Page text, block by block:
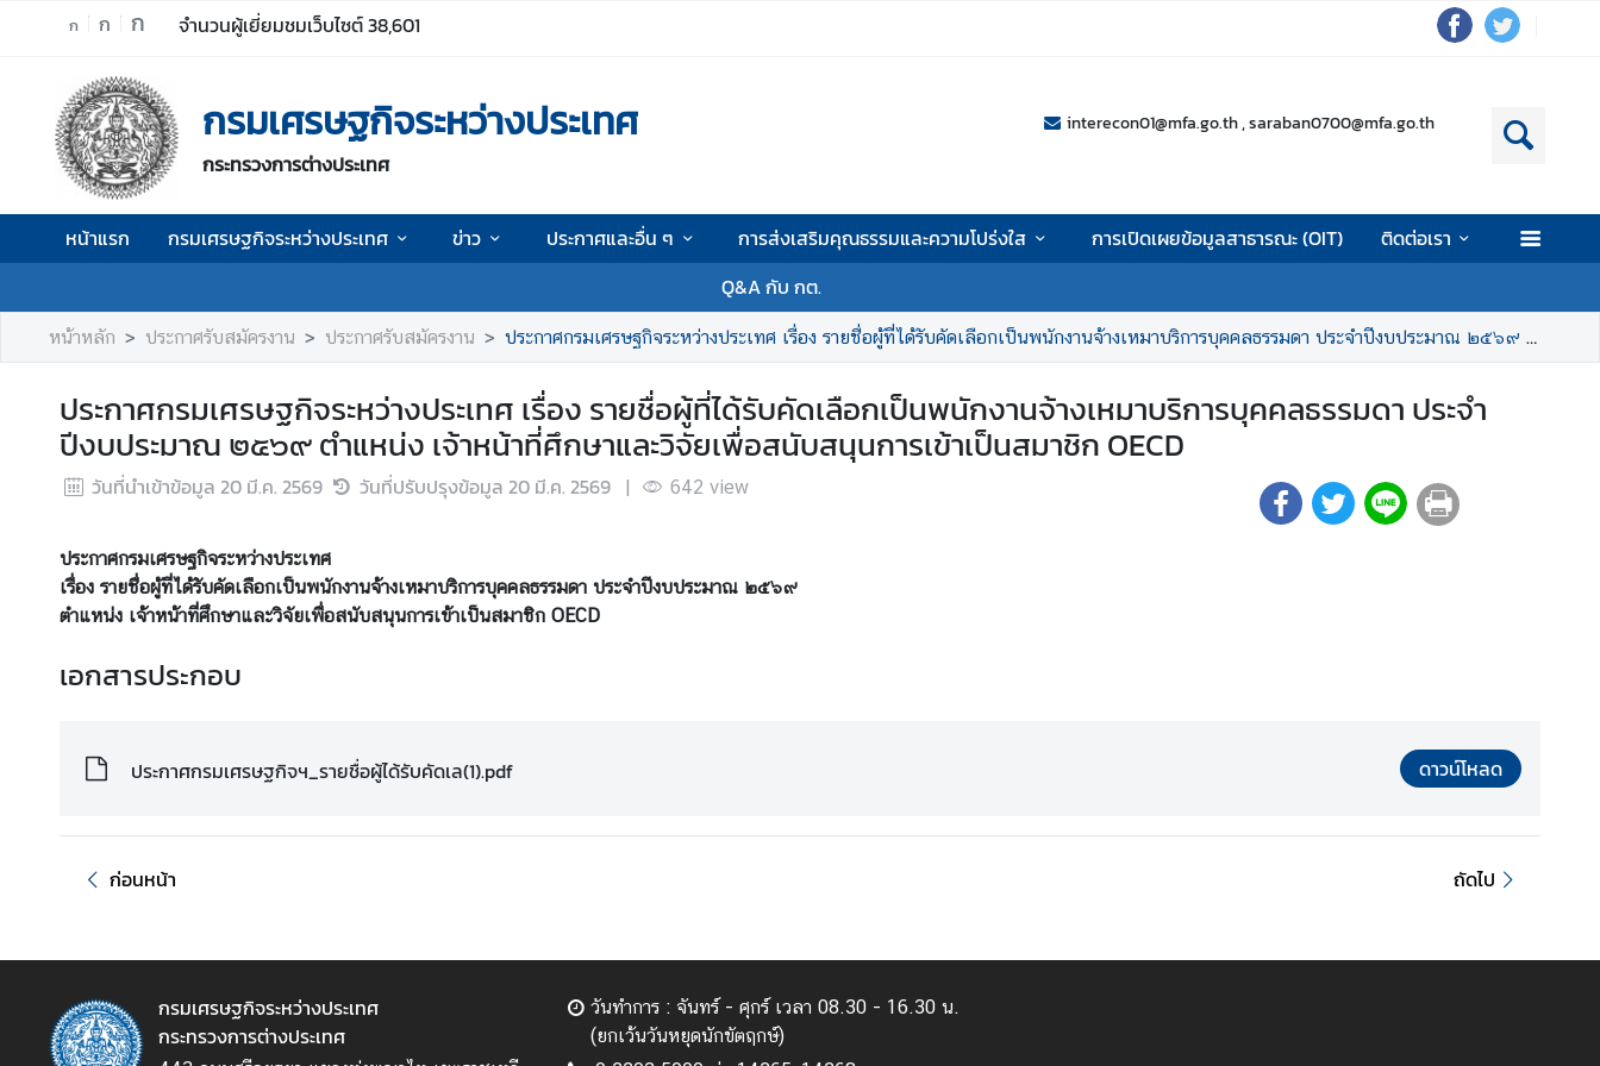
ก ก ก จำนวนผู้เยี่ยมชมเว็บไซต์38,601
กรมเศรษฐกิจระหว่างประเทศ
กระทรวงการต่างประเทศ
interecon01@mfa.go.th , saraban0700@mfa.go.th
หน้าแรก กรมเศรษฐกิจระหว่างประเทศ ข่าว ประกาศและอื่น ๆ การส่งเสริมคุณธรรมและความโปร่งใส การเปิดเผยข้อมูลสาธารณะ (OIT)
ติดต่อเรา
Q&A กับ กต.
น้
า
แ
ก
ก
ม
ร
ษ
ฐ
กิ
ร
ะ
ห
า
ท
ว
หน้าหลัก ประกาศรับสมัครงาน ประกาศรับสมัครงาน ประกาศกรมเศรษฐกิจระหว่างประเทศ เรื่อง รายชื่อผู้ที่ได้รับคัดเลือกเป็นพนักงานจ้างเหมาบริการบุคคลธรรมดา ประจำปีงบประมาณ ๒๕๖๙ ตำแหน่ง เจ้าหน้าที่ศึกษาและวิจัยเพื่อสนับสนุนการเข้าเป็นสมาชิก OECD
ประกาศกรมเศรษฐกิจระหว่างประเทศ เรื่อง รายชื่อผู้ที่ได้รับคัดเลือกเป็นพนักงานจ้างเหมาบริการบุคคลธรรมดา ประจำ
ปีงบประมาณ ๒๕๖๙ ตำแหน่ง เจ้าหน้าที่ศึกษาและวิจัยเพื่อสนับสนุนการเข้าเป็นสมาชิก OECD
วันที่นำเข้าข้อมูล 20 มี.ค. 2569 วันที่ปรับปรุงข้อมูล 20 มี.ค. 2569 | 642 view
ประกาศกรมเศรษฐกิจระหว่างประเทศ
เรื่อง รายชื่อผู้ที่ได้รับคัดเลือกเป็นพนักงานจ้างเหมาบริการบุคคลธรรมดา ประจำปีงบประมาณ ๒๕๖๙
ตำแหน่ง เจ้าหน้าที่ศึกษาและวิจัยเพื่อสนับสนุนการเข้าเป็นสมาชิก OECD
เอกสารประกอบ
ประกาศกรมเศรษฐกิจฯ_รายชื่อผู้ได้รับคัดเล(1).pdf ดาวน์โหลด
ก่อนหน้า ถัดไป
กรมเศรษฐกิจระหว่างประเทศ
กระทรวงการต่างประเทศ
วันทำการ : จันทร์ - ศุกร์ เวลา 08.30 - 16.30 น.
(ยกเว้นวันหยุดนักขัตฤกษ์)